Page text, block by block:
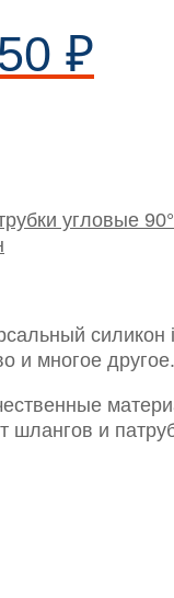
₽
угловые 90°
и многое
шлангов и